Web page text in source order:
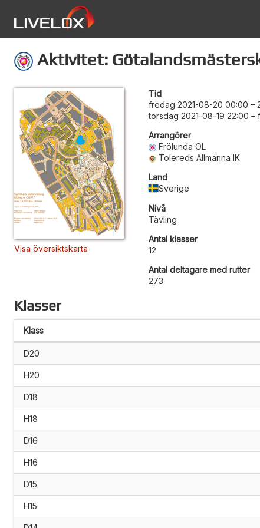
Aktivitet:
Visa översiktskarta
Tid
fredag 2021-08-20 00:00 –
torsdag 2021-08-19 22:00 –
Arrangörer
Frölunda OL
Tolereds Allmänna IK
Land
Sverige
Nivå
Tävling
Antal klasser
12
Antal deltagare med rutter
273
Klasser
Klass
D20
H20
D18
H18
D16
H16
D15
H15